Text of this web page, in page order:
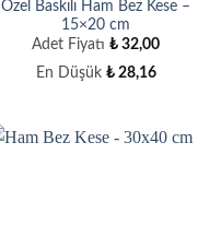
Özel Baskılı Ham Bez Kese –
15×20 cm
Adet Fiyatı ₺ 32,00
En Düşük ₺28,16